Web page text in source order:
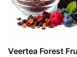
Veertea Forest